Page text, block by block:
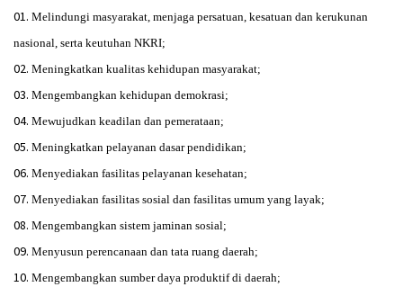
Melindungi masyarakat, menjaga persatuan, kesatuan dan kerukunan
nasional, serta keutuhan NKRI;
Meningkatkan kualitas kehidupan masyarakat;
Mengembangkan kehidupan demokrasi;
Mewujudkan keadilan dan pemerataan;
Meningkatkan pelayanan dasar pendidikan;
Menyediakan fasilitas pelayanan kesehatan;
Menyediakan fasilitas sosial dan fasilitas umum yang layak;
Mengembangkan sistem jaminan sosial;
Menyusun perencanaan dan tata ruang daerah;
Mengembangkan sumber daya produktif di daerah;